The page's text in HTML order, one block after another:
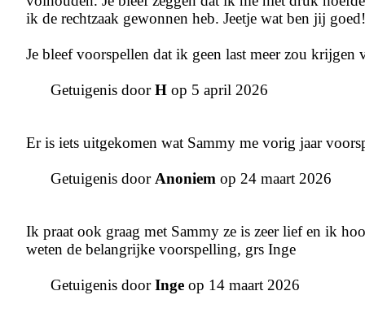
ik de rechtzaak gewonnen heb. Jeetje wat ben jij goed!
Je bleef voorspellen dat ik geen last meer zou
Getuigenis doorH op 5 april 2026
Er is iets uitgekomen wat Sammy me vorig jaar
Getuigenis doorAnoniem op 24 maart 2026
Ik praat ook graag met Sammy ze is zeer lief en ik
weten de belangrijke voorspelling, grs Inge
Getuigenis doorInge op 14 maart 2026